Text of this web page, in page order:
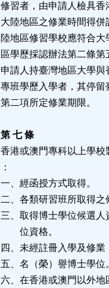
修習者，由申請人檢具
大陸地區之修業時間得
陸地區修習學校應符合
區學歷採認辦法第二條第
申請人持臺灣地區大學
專班學歷入學者，其停
第二項所定修業期限。
第 七 條
香港或澳門專科以上學
：
一、經函授方式取得。
二、各類研習班所取得之
三、取得博士學位候選
位資格。
四、未經註冊入學及修業
五、名（榮）譽博士學位
六、在香港或澳門以外地